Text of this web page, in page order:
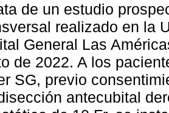
de un estudio
realizado en la
General Las
de 2022. A los
SG, previo
antecubital